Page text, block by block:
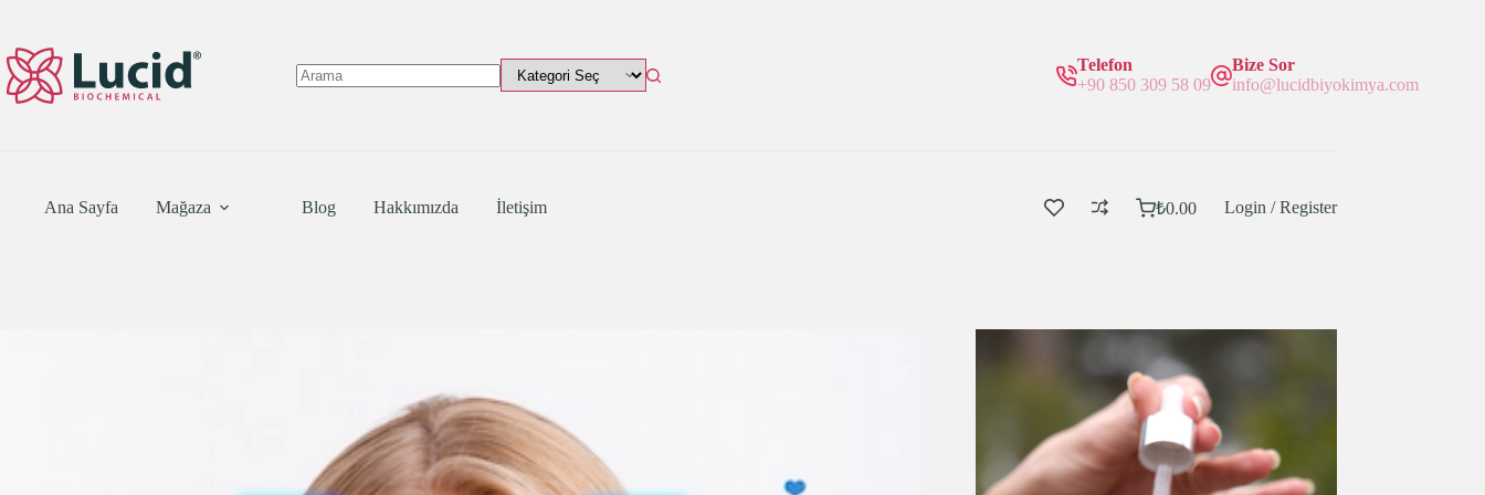
content
Telefon
+90 850 309 58 09
Bize Sor
info@lucidbiyokimya.com
Ana Sayfa Mağaza Blog Hakkımızda İletişim Sepetim
₺0.00 Login / Register